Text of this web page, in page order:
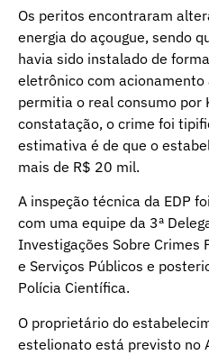
Os peritos encontraram
energia do açougue, sendo
havia sido instalado de
eletrônico com acionamento
permitia o real consumo por
constatação, o crime foi
estimativa é de que o
mais de R$ 20 mil.
A inspeção técnica da EDP
com uma equipe da 3ª
Investigações Sobre Crimes
e Serviços Públicos e
Polícia Científica.
O proprietário do
estelionato está previsto no